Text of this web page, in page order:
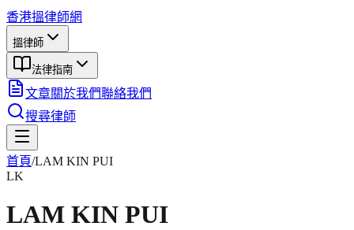
香港搵律師網
搵律師
法律指南
文章關於我們聯絡我們
搜尋律師
首頁/LAM KIN PUI
LK
LAM KIN PUI